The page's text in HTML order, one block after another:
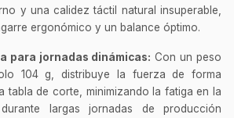
y una calidez táctil natural insuperable,
ergonómico y un balance óptimo.
para jornadas dinámicas: Con un peso
104 g, distribuye la fuerza de forma
tabla de corte, minimizando la fatiga en la
largas jornadas de producción